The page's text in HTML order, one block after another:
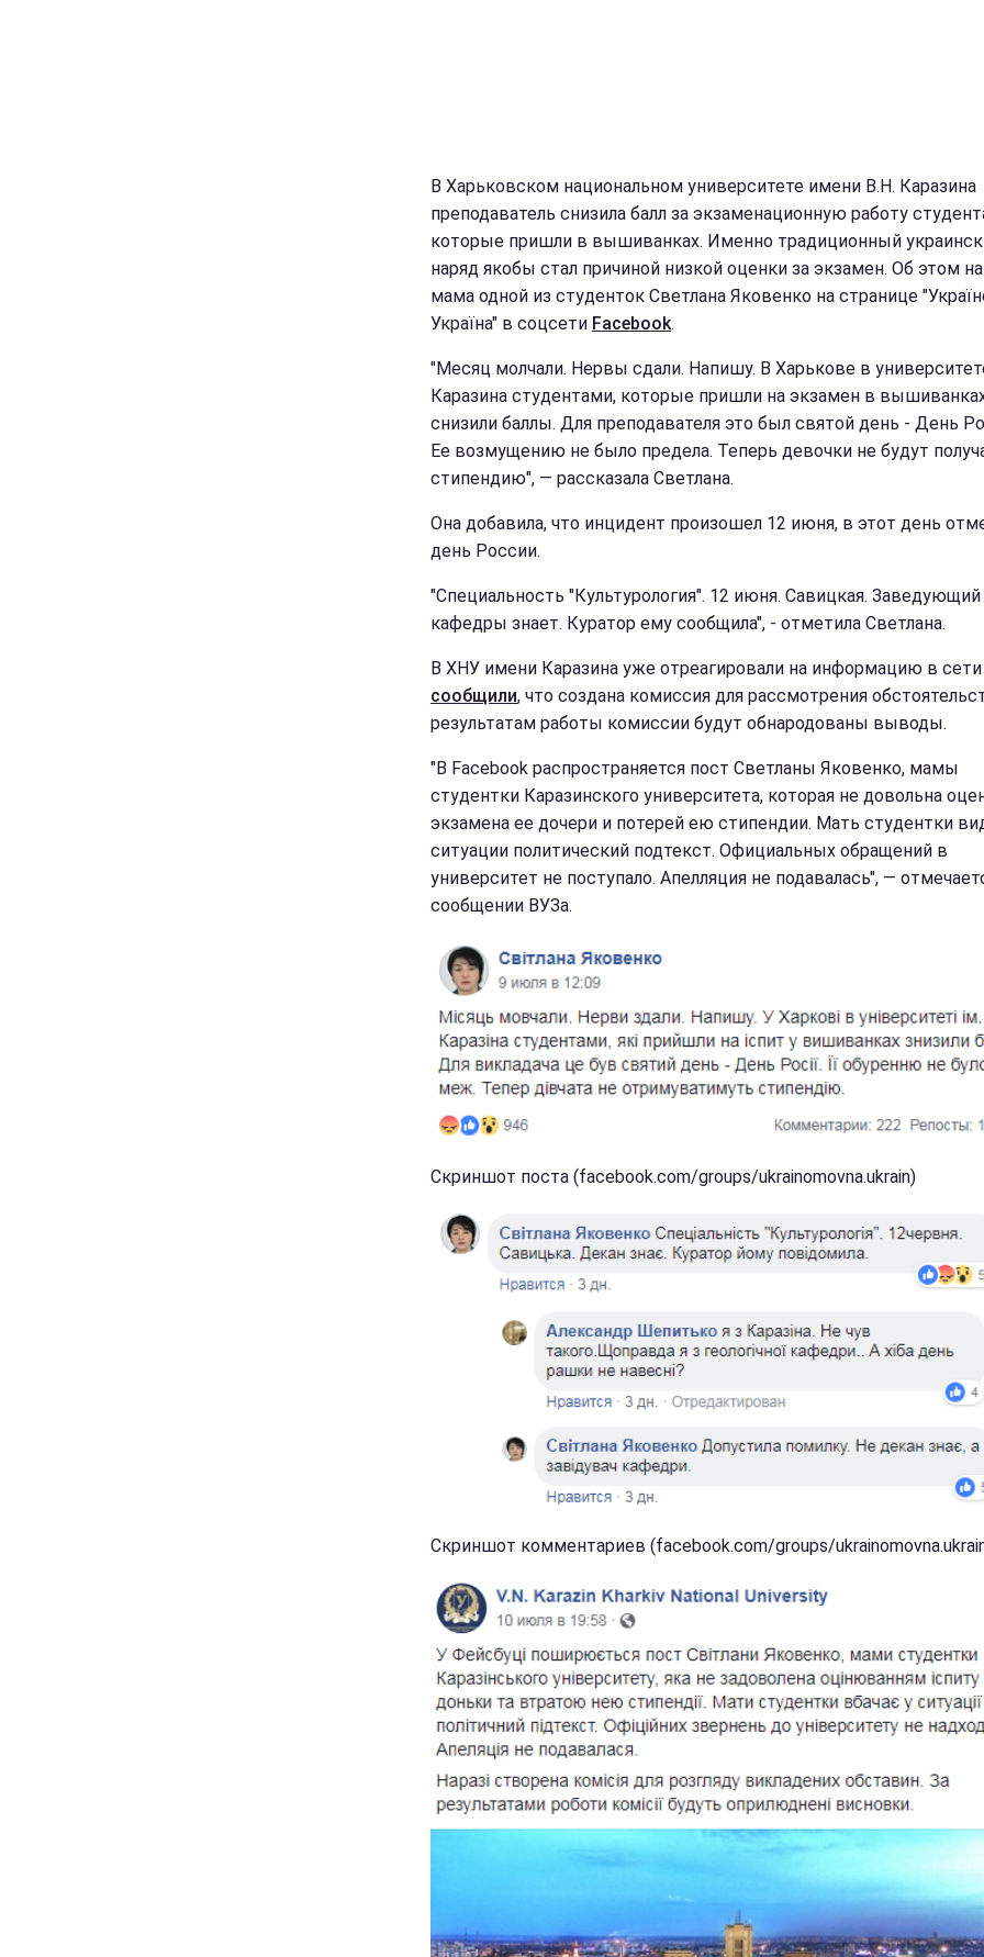
В Харьковском национальном университете имени В.Н. Каразина
преподаватель снизила балл за экзаменационную работу
которые пришли в вышиванках. Именно традиционный
наряд якобы стал причиной низкой оценки за экзамен. Об этом
мама одной из студенток Светлана Яковенко на странице
Україна" в соцсети Facebook.
"Месяц молчали. Нервы сдали. Напишу. В Харькове в
Каразина студентами, которые пришли на экзамен в
снизили баллы. Для преподавателя это был святой день - День
Ее возмущению не было предела. Теперь девочки не будут
стипендию", — рассказала Светлана.
Она добавила, что инцидент произошел 12 июня, в этот день
день России.
"Специальность "Культурология". 12 июня. Савицкая. Заведующий
кафедры знает. Куратор ему сообщила", - отметила Светлана.
В ХНУ имени Каразина уже отреагировали на информацию в
сообщили, что создана комиссия для рассмотрения
результатам работы комиссии будут обнародованы выводы.
"В Facebook распространяется пост Светланы Яковенко, мамы
студентки Каразинского университета, которая не довольна
экзамена ее дочери и потерей ею стипендии. Мать студентки
ситуации политический подтекст. Официальных обращений в
университет не поступало. Апелляция не подавалась", —
сообщении ВУЗа.
Скриншот поста (facebook.com/groups/ukrainomovna.ukrain)
Скриншот комментариев (facebook.com/groups/